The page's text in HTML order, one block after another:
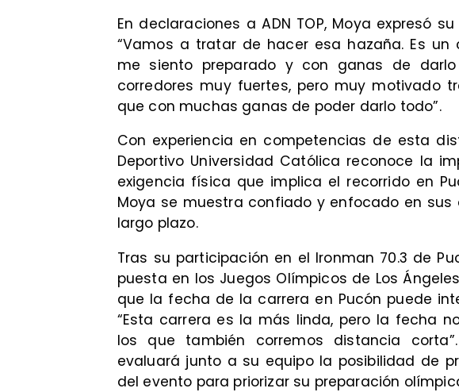
En declaraciones a ADN TOP, Moya expresó
“Vamos a tratar de hacer esa hazaña. Es
me siento preparado y con ganas de
corredores muy fuertes, pero muy motivado
que con muchas ganas de poder darlo todo”.
Con experiencia en competencias de esta
Deportivo Universidad Católica reconoce la
exigencia física que implica el recorrido en
Moya se muestra confiado y enfocado en
largo plazo.
Tras su participación en el Ironman 70.3 de
puesta en los Juegos Olímpicos de Los
que la fecha de la carrera en Pucón puede
“Esta carrera es la más linda, pero la fecha
los que también corremos distancia
evaluará junto a su equipo la posibilidad de
del evento para priorizar su preparación